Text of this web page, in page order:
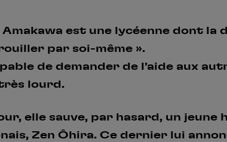
Amakawa est une lycéenne dont la
par soi-même ».
de demander de l’aide aux
lourd.
elle sauve, par hasard, un jeune
Zen Ôhira. Ce dernier lui